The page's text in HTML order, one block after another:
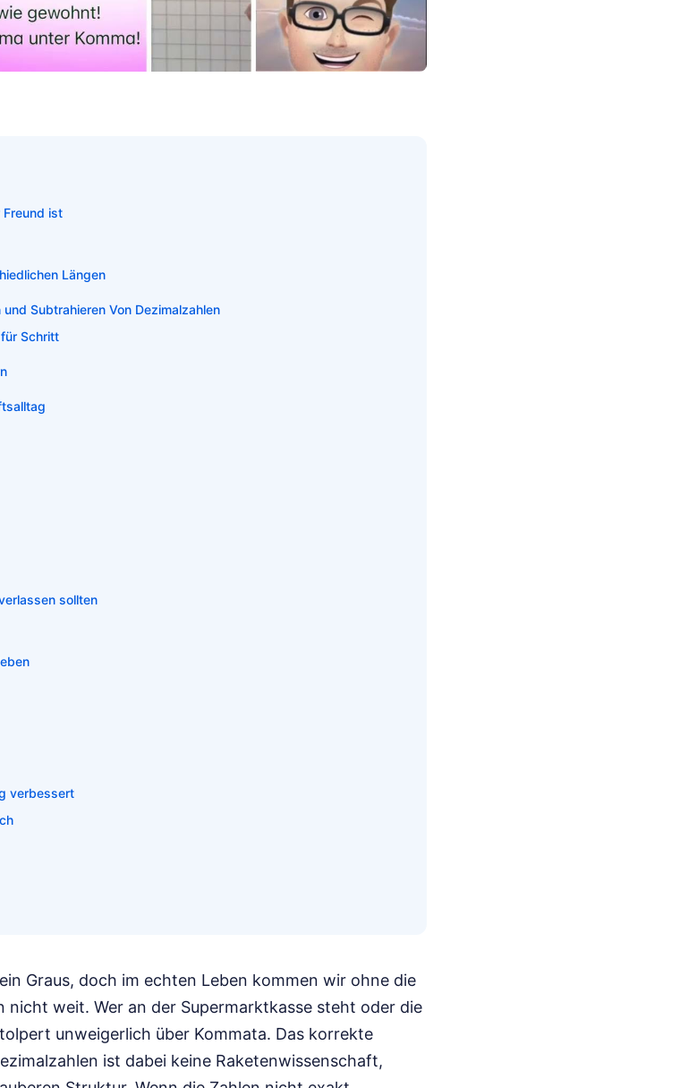
ist
Längen
Subtrahieren Von Dezimalzahlen
Schritt
sollten
verbessert
Graus, doch im echten Leben kommen wir ohne die
nicht weit. Wer an der Supermarktkasse steht oder die
unweigerlich über Kommata. Das korrekte
ist dabei keine Raketenwissenschaft,